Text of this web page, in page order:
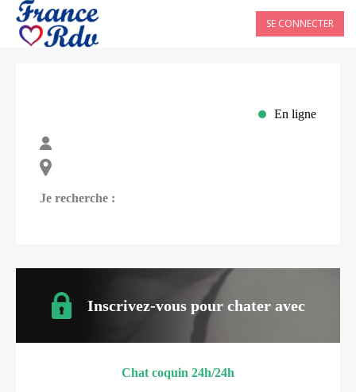
SE CONNECTER
En ligne
Je recherche :
Inscrivez-vous pour chater avec
Chat coquin 24h/24h